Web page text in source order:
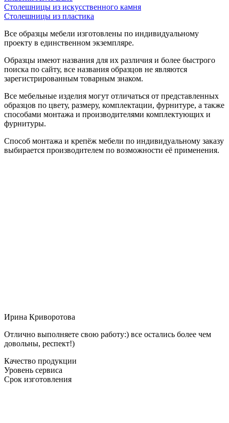
Столешницы из искусственного камня
Столешницы из пластика
Все образцы мебели изготовлены по индивидуальному
проекту в единственном экземпляре.
Образцы имеют названия для их различия и более быстрого
поиска по сайту, все названия образцов не являются
зарегистрированным товарным знаком.
Все мебельные изделия могут отличаться от представленных
образцов по цвету, размеру, комплектации, фурнитуре, а также
способами монтажа и производителями комплектующих и
фурнитуры.
Способ монтажа и крепёж мебели по индивидуальному заказу
выбирается производителем по возможности её применения.
Ирина Криворотова
Отлично выполняете свою работу:) все остались более чем
довольны, респект!)
Качество продукции
Уровень сервиса
Срок изготовления